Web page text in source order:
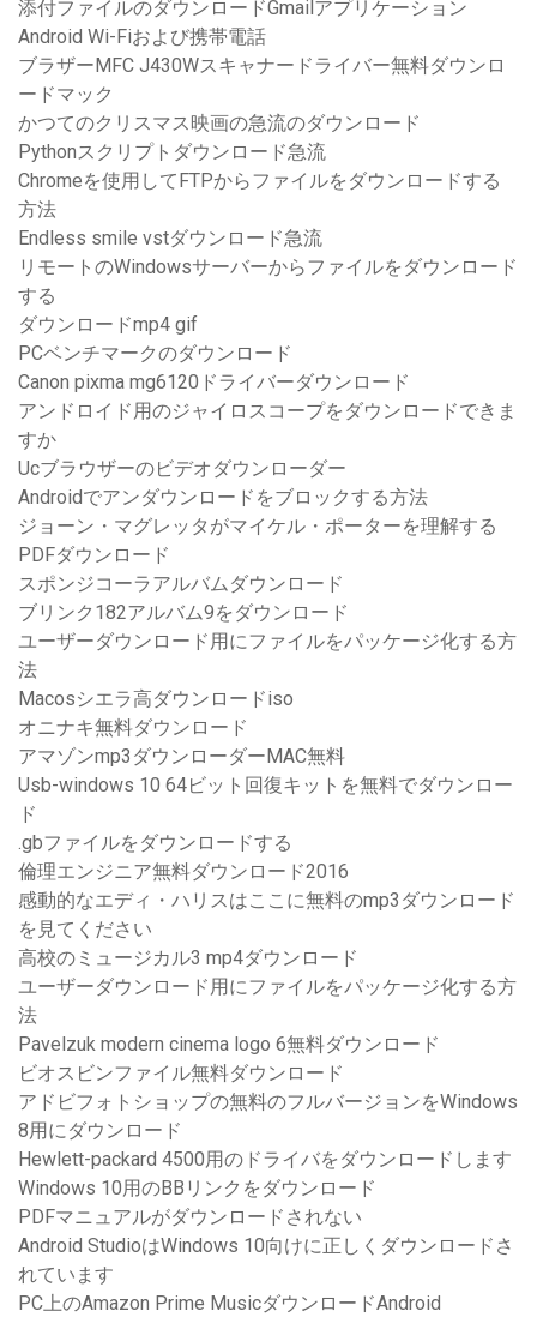
添付ファイルのダウンロードGmailアプリケーション
Android Wi-Fiおよび携帯電話
ブラザーMFC J430Wスキャナードライバー無料ダウンロ
ードマック
かつてのクリスマス映画の急流のダウンロード
Pythonスクリプトダウンロード急流
Chromeを使用してFTPからファイルをダウンロードする
方法
Endless smile vstダウンロード急流
リモートのWindowsサーバーからファイルをダウンロード
する
ダウンロードmp4 gif
PCベンチマークのダウンロード
Canon pixma mg6120ドライバーダウンロード
アンドロイド用のジャイロスコープをダウンロードできま
すか
Ucブラウザーのビデオダウンローダー
Androidでアンダウンロードをブロックする方法
ジョーン・マグレッタがマイケル・ポーターを理解する
PDFダウンロード
スポンジコーラアルバムダウンロード
ブリンク182アルバム9をダウンロード
ユーザーダウンロード用にファイルをパッケージ化する方
法
Macosシエラ高ダウンロードiso
オニナキ無料ダウンロード
アマゾンmp3ダウンローダーMAC無料
Usb-windows 10 64ビット回復キットを無料でダウンロー
ド
.gbファイルをダウンロードする
倫理エンジニア無料ダウンロード2016
感動的なエディ・ハリスはここに無料のmp3ダウンロード
を見てください
高校のミュージカル3 mp4ダウンロード
ユーザーダウンロード用にファイルをパッケージ化する方
法
Pavelzuk modern cinema logo 6無料ダウンロード
ビオスビンファイル無料ダウンロード
アドビフォトショップの無料のフルバージョンをWindows
8用にダウンロード
Hewlett-packard 4500用のドライバをダウンロードします
Windows 10用のBBリンクをダウンロード
PDFマニュアルがダウンロードされない
Android StudioはWindows 10向けに正しくダウンロードさ
れています
PC上のAmazon Prime MusicダウンロードAndroid